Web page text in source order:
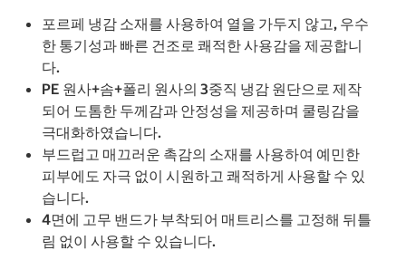
포르페 냉감 소재를 사용하여 열을 가두지 않고, 우수
한 통기성과 빠른 건조로 쾌적한 사용감을 제공합니
다.
PE 원사+솜+폴리 원사의 3중직 냉감 원단으로 제작
되어 도톰한 두께감과 안정성을 제공하며 쿨링감을
극대화하였습니다.
부드럽고 매끄러운 촉감의 소재를 사용하여 예민한
피부에도 자극 없이 시원하고 쾌적하게 사용할 수 있
습니다.
4면에 고무 밴드가 부착되어 매트리스를 고정해 뒤틀
림 없이 사용할 수 있습니다.